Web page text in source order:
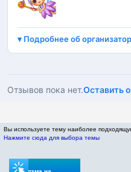
Подробнее об
Отзывов пока нет.Оставить
Вы используете тему наиболее
Нажмите сюда для выбора темы